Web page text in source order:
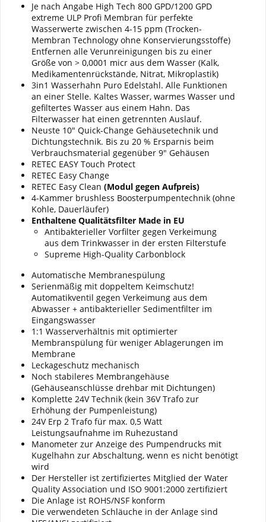
Je nach Angabe High Tech 800 GPD/1200 GPD
extreme ULP Profi Membran für perfekte
Wasserwerte zwischen 4-15 ppm (Trocken-
Membran Technology ohne Konservierungsstoffe)
Entfernen alle Verunreinigungen bis zu einer
Größe von > 0,0001 micr aus dem Wasser (Kalk,
Medikamentenrückstände, Nitrat, Mikroplastik)
3in1 Wasserhahn Puro Edelstahl. Alle Funktionen
an einer Stelle. Kaltes Wasser, warmes Wasser und
gefiltertes Wasser aus einem Hahn. Das
Filterwasser hat einen getrennten Auslauf.
Neuste 10" Quick-Change Gehäusetechnik und
Dichtungstechnik. Bis zu 20 % Ersparnis beim
Verbrauchsmaterial gegenüber 9" Gehäusen
RETEC EASY Touch Protect
RETEC Easy Change
RETEC Easy Clean (Modul gegen Aufpreis)
4-Kammer brushless Boosterpumpentechnik (ohne
Kohle, Dauerläufer)
Enthaltene Qualitätsfilter Made in EU
Antibakterieller Vorfilter gegen Verkeimung
aus dem Trinkwasser in der ersten Filterstufe
Supreme High-Quality Carbonblock
Automatische Membranespülung
Serienmäßig mit doppeltem Keimschutz!
Automatikventil gegen Verkeimung aus dem
Abwasser + antibakterieller Sedimentfilter im
Eingangswasser
1:1 Wasserverhältnis mit optimierter
Membranspülung für weniger Ablagerungen im
Membrane
Leckageschutz mechanisch
Noch stabileres Membrangehäuse
(Gehäuseanschlüsse drehbar mit Dichtungen)
Komplette 24V Technik (kein 36V Trafo zur
Erhöhung der Pumpenleistung)
24V Erp 2 Trafo für max. 0,5 Watt
Leistungsaufnahme im Ruhezustand
Manometer zur Anzeige des Pumpendrucks mit
Kugelhahn zur Abschaltung, wenn es nicht benötigt
wird
Der Hersteller ist zertifiziertes Mitglied der Water
Quality Association und ISO 9001:2000 zertifiziert
Die Anlage ist ROHS/NSF konform
Die verwendeten Schläuche in der Anlage sind